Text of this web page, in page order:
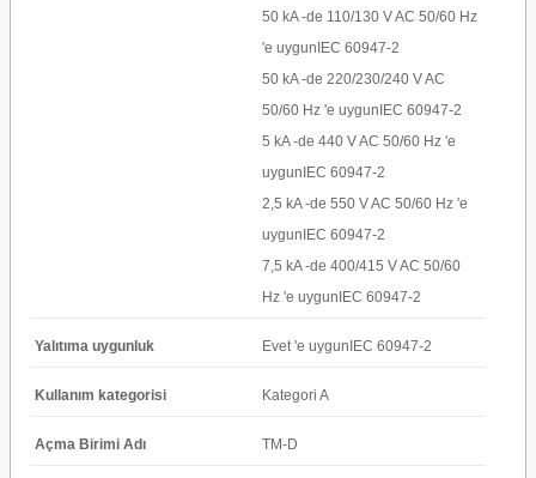
50 kA -de 110/130 V AC 50/60 Hz
'e uygunIEC 60947-2
50 kA -de 220/230/240 V AC
50/60 Hz 'e uygunIEC 60947-2
5 kA -de 440 V AC 50/60 Hz 'e
uygunIEC 60947-2
2,5 kA -de 550 V AC 50/60 Hz 'e
uygunIEC 60947-2
7,5 kA -de 400/415 V AC 50/60
Hz 'e uygunIEC 60947-2
Yalıtıma uygunluk Evet 'e uygunIEC 60947-2
Kullanım kategorisi Kategori A
Açma Birimi Adı TM-D